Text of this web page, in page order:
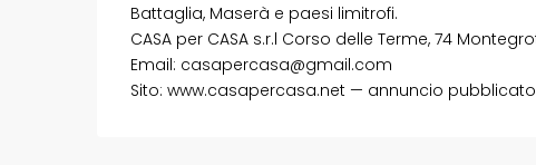
Battaglia, Maserà e paesi limitrofi.
CASA per CASA s.r.l Corso delle Terme, 74
Email: casapercasa@gmail.com
Sito: www.casapercasa.net — annuncio pubblicato